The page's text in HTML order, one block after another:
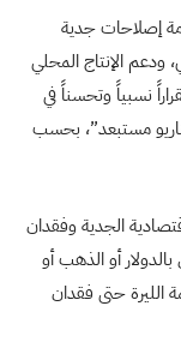
إصلاحات جدية
الإنتاج المحلي
نسبياً وتحسناً في
مستبعد”، بحسب
الجدية وفقدان
أو الذهب أو
الليرة حتى فقدان